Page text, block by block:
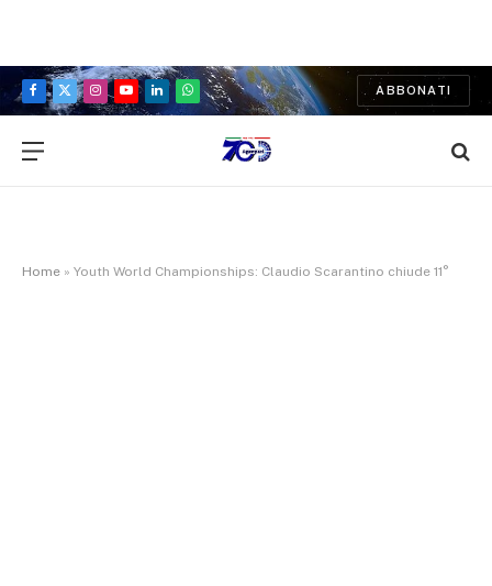
Facebook
X
Instagram
YouTubeLinkedInWhatsApp
ABBONATI
Home » Youth World Championships: Claudio Scarantino chiude 11°